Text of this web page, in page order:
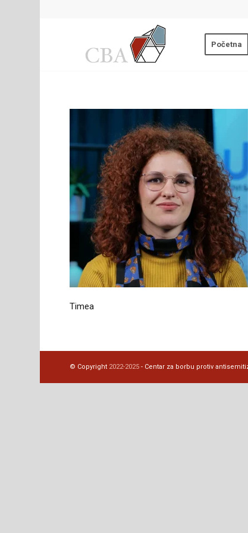
Početna
Timea
© Copyright 2022-2025 - Centar za borbu protiv